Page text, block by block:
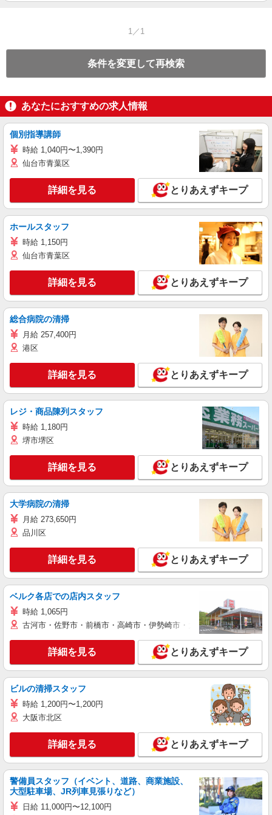
1／1
条件を変更して再検索
あなたにおすすめの求人情報
個別指導講師
時給 1,040円〜1,390円
仙台市青葉区
詳細を見る とりあえずキープ
ホールスタッフ
時給 1,150円
仙台市青葉区
詳細を見る とりあえずキープ
総合病院の清掃
月給 257,400円
港区
詳細を見る とりあえずキープ
レジ・商品陳列スタッフ
時給 1,180円
堺市堺区
詳細を見る とりあえずキープ
大学病院の清掃
月給 273,650円
品川区
詳細を見る とりあえずキープ
ベルク各店での店内スタッフ
時給 1,065円
古河市・佐野市・前橋市・高崎市・伊勢崎市・太田市・館林市・藤
詳細を見る とりあえずキープ
ビルの清掃スタッフ
時給 1,200円〜1,200円
大阪市北区
詳細を見る とりあえずキープ
警備員スタッフ（イベント、道路、商業施設、
大型駐車場、JR列車見張りなど）
日給 11,000円〜12,100円